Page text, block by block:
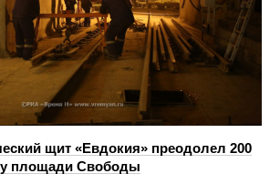
щит «Евдокия» преодолел 200
площади Свободы